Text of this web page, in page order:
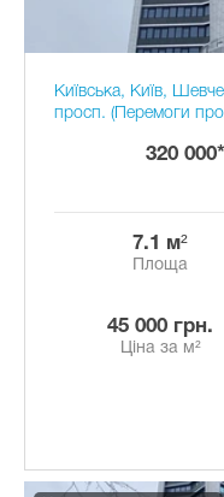
Київська, Київ,
просп. (Перемоги
320
7.1 м²
Площа
45 000 грн.
Ціна за м²